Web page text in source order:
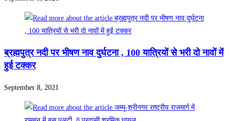
ब्रह्मपुत्र नदी पर भीषण नाव दुर्घटना , 100 यात्रियों से भरी दो नावों में
हुई टक्कर
September 8, 2021